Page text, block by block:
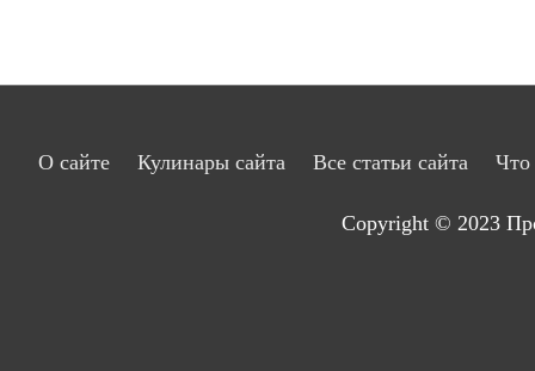
О сайте Кулинары сайта Все статьи сайта Что
Copyright © 2023